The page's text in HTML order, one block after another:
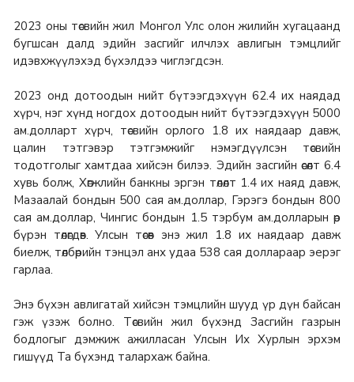
2023 оны төсвийн жил Монгол Улс олон жилийн хугацаанд
бугшсан далд эдийн засгийг илчлэх авлигын тэмцлийг
идэвхжүүлэхэд бүхэлдээ чиглэгдсэн.
2023 онд дотоодын нийт бүтээгдэхүүн 62.4 их наядад
хүрч, нэг хүнд ногдох дотоодын нийт бүтээгдэхүүн 5000
ам.долларт хүрч, төсвийн орлого 1.8 их наядаар давж,
цалин тэтгэвэр тэтгэмжийг нэмэгдүүлсэн төсвийн
тодотголыг хамтдаа хийсэн билээ. Эдийн засгийн өсөлт 6.4
хувь болж, Хөгжлийн банкны эргэн төлөлт 1.4 их наяд давж,
Мазаалай бондын 500 сая ам.доллар, Гэрэгэ бондын 800
сая ам.доллар, Чингис бондын 1.5 тэрбум ам.долларын өр
бүрэн төлөгдөв. Улсын төсөв энэ жил 1.8 их наядаар давж
биелж, төлбөрийн тэнцэл анх удаа 538 сая доллараар эерэг
гарлаа.
Энэ бүхэн авлигатай хийсэн тэмцлийн шууд үр дүн байсан
гэж үзэж болно. Төсвийн жил бүхэнд Засгийн газрын
бодлогыг дэмжиж ажилласан Улсын Их Хурлын эрхэм
гишүүд Та бүхэнд талархаж байна.